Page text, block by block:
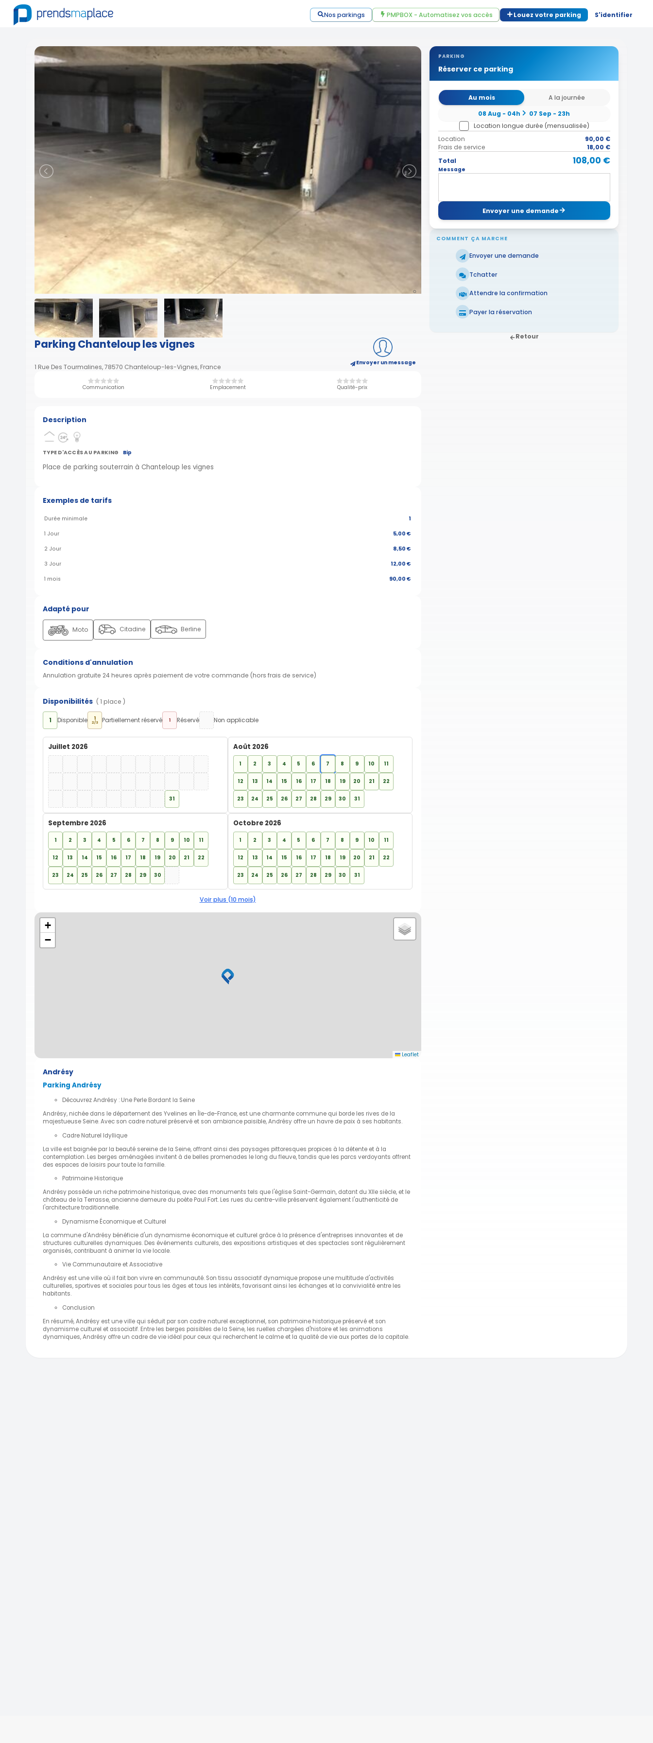
Nos parkings PMPBOX - Automatisez vos accès Louez votre parking S'identifier
Parking Chanteloup les vignes
1 Rue Des Tourmalines, 78570 Chanteloup-les-Vignes, France Envoyer un message
Communication Emplacement Qualité-prix
PARKING
Réserver ce parking
Au mois
A la journée
08 Aug - 04h
07 Sep - 23h
Location longue durée (mensualisée)
Location
90,00 €
Frais de service
18,00 €
Total
108,00 €
Message
Envoyer une demande
COMMENT ÇA MARCHE
Envoyer une demande
Tchatter
Attendre la confirmation
Payer la réservation
Retour
Description
TYPE D'ACCÈS AU PARKING Bip
Place de parking souterrain à Chanteloup les vignes
Exemples de tarifs
Durée minimale 1
1 Jour 5,00 €
2 Jour 8,50 €
3 Jour 12,00 €
1 mois 90,00 €
Adapté pour
Moto Citadine Berline
Conditions d'annulation
Annulation gratuite 24 heures après paiement de votre commande (hors frais de service)
Disponibilités ( 1 place )
1 Disponible 1
2/3 Partiellement réservé 1 Réservé Non applicable
Juillet 2026
31
Août 2026
1 2 3 4 5 6 7 8 9 10 11
12 13 14 15 16 17 18 19 20 21 22
23 24 25 26 27 28 29 30 31
Septembre 2026
1 2 3 4 5 6 7 8 9 10 11
12 13 14 15 16 17 18 19 20 21 22
23 24 25 26 27 28 29 30
Octobre 2026
1 2 3 4 5 6 7 8 9 10 11
12 13 14 15 16 17 18 19 20 21 22
23 24 25 26 27 28 29 30 31
Voir plus (10 mois)
+
−
Leaflet
Andrésy
Parking Andrésy
Découvrez Andrésy : Une Perle Bordant la Seine
Andrésy, nichée dans le département des Yvelines en Île-de-France, est une charmante commune qui borde les rives de la
majestueuse Seine. Avec son cadre naturel préservé et son ambiance paisible, Andrésy offre un havre de paix à ses habitants.
Cadre Naturel Idyllique
La ville est baignée par la beauté sereine de la Seine, offrant ainsi des paysages pittoresques propices à la détente et à la
contemplation. Les berges aménagées invitent à de belles promenades le long du fleuve, tandis que les parcs verdoyants offrent
des espaces de loisirs pour toute la famille.
Patrimoine Historique
Andrésy possède un riche patrimoine historique, avec des monuments tels que l'église Saint-Germain, datant du XIIe siècle, et le
château de la Terrasse, ancienne demeure du poète Paul Fort. Les rues du centre-ville préservent également l'authenticité de
l'architecture traditionnelle.
Dynamisme Économique et Culturel
La commune d'Andrésy bénéficie d'un dynamisme économique et culturel grâce à la présence d'entreprises innovantes et de
structures culturelles dynamiques. Des événements culturels, des expositions artistiques et des spectacles sont régulièrement
organisés, contribuant à animer la vie locale.
Vie Communautaire et Associative
Andrésy est une ville où il fait bon vivre en communauté. Son tissu associatif dynamique propose une multitude d'activités
culturelles, sportives et sociales pour tous les âges et tous les intérêts, favorisant ainsi les échanges et la convivialité entre les
habitants.
Conclusion
En résumé, Andrésy est une ville qui séduit par son cadre naturel exceptionnel, son patrimoine historique préservé et son
dynamisme culturel et associatif. Entre les berges paisibles de la Seine, les ruelles chargées d'histoire et les animations
dynamiques, Andrésy offre un cadre de vie idéal pour ceux qui recherchent le calme et la qualité de vie aux portes de la capitale.